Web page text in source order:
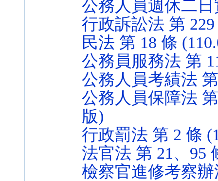
公務人員週休二日
行政訴訟法 第
民法 第 18 條
公務員服務法 第
公務人員考績法
公務人員保障法
版)
行政罰法 第 2 條
法官法 第 21、95
檢察官進修考察辦